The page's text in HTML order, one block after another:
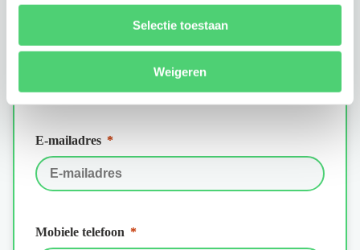
Selectie toestaan
Weigeren